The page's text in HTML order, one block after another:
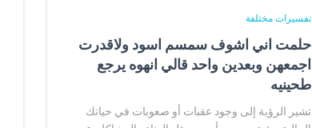
تفسيرات مختلفة
حلمت اني اشوف سمسم اسود ولاقدرت
اجمعهن وبعدين واحد قالي انهوه يرجع
طحينيه
تشير الرؤية إلى وجود عقبات أو صعوبات في حياتك